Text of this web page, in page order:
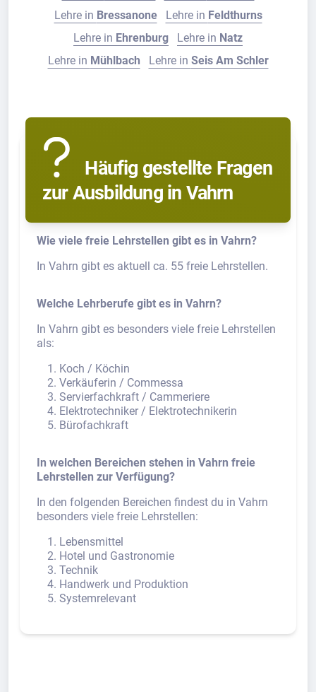
Lehre in Bressanone Lehre in Feldthurns
Lehre in Ehrenburg Lehre in Natz
Lehre in Mühlbach Lehre in Seis Am Schler
Häufig gestellte Fragen
zur Ausbildung in Vahrn
Wie viele freie Lehrstellen gibt es in Vahrn?
In Vahrn gibt es aktuell ca. 55 freie Lehrstellen.
Welche Lehrberufe gibt es in Vahrn?
In Vahrn gibt es besonders viele freie Lehrstellen
als:
Koch / Köchin
Verkäuferin / Commessa
Servierfachkraft / Cammeriere
Elektrotechniker / Elektrotechnikerin
Bürofachkraft
In welchen Bereichen stehen in Vahrn freie
Lehrstellen zur Verfügung?
In den folgenden Bereichen findest du in Vahrn
besonders viele freie Lehrstellen:
Lebensmittel
Hotel und Gastronomie
Technik
Handwerk und Produktion
Systemrelevant